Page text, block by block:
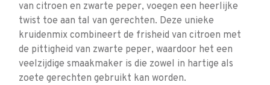
van citroen en zwarte peper, voegen een heerlijke
twist toe aan tal van gerechten. Deze unieke
kruidenmix combineert de frisheid van citroen met
de pittigheid van zwarte peper, waardoor het een
veelzijdige smaakmaker is die zowel in hartige als
zoete gerechten gebruikt kan worden.